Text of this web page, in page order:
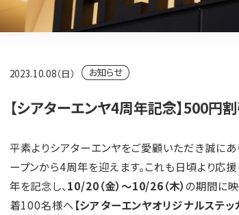
2023.10.08（日） お知らせ
【シアターエンヤ4周年記念】500円
平素よりシアターエンヤをご愛顧いただき誠にあ
ープンから4周年を迎えます。これも日頃より応
年を記念し、 10/20（金）～10/26（木） の期間に
着100名様へ【シアターエンヤオリジナルステッ